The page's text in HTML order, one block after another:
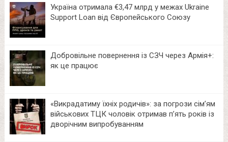
Україна отримала €3,47 млрд у межах Ukraine
Support Loan від Європейського Союзу
Добровільне повернення із СЗЧ через Армія+:
як це працює
«Викрадатиму їхніх родичів»: за погрози сім’ям
військових ТЦК чоловік отримав п’ять років із
дворічним випробуванням